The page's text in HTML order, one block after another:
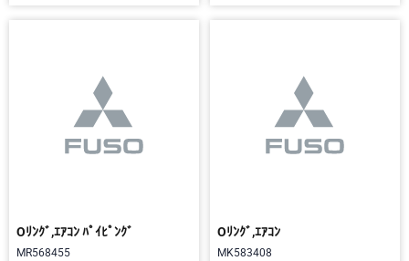
Oﾘﾝｸﾞ,ｴｱｺﾝ ﾊﾟｲﾋﾟﾝｸﾞ
MR568455
Oﾘﾝｸﾞ,ｴｱｺﾝ
MK583408